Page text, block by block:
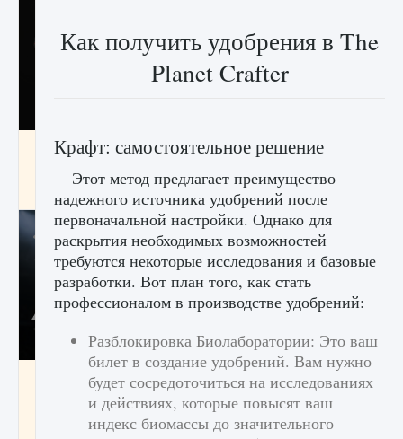
Как разблокировать чертеж счастливого
оружия в MW3 и Warzone
0
Все новые функции Ultimate Team в EA FC
9 августа 2024 1 297 0 0
Как получить удобрения в The
Planet Crafter
Крафт: самостоятельное решение
Этот метод предлагает преимущество
надежного источника удобрений после
первоначальной настройки. Однако для
раскрытия необходимых возможностей
требуются некоторые исследования и базовые
разработки. Вот план того, как стать
профессионалом в производстве удобрений:
Разблокировка Биолаборатории: Это ваш
билет в создание удобрений. Вам нужно
будет сосредоточиться на исследованиях
и действиях, которые повысят ваш
индекс биомассы до значительного